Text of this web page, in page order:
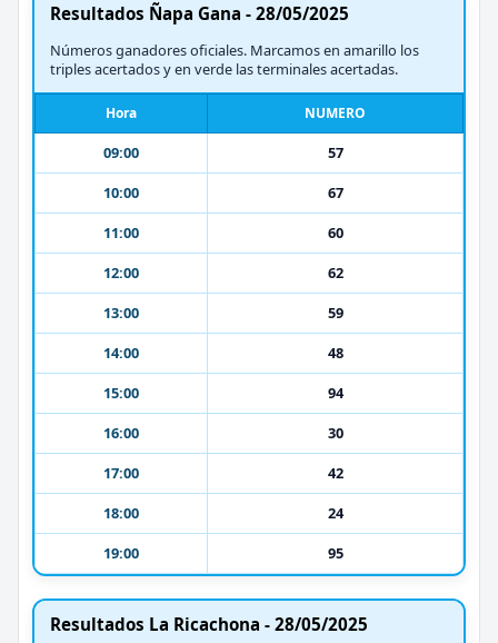
Resultados Ñapa Gana - 28/05/2025
Números ganadores oficiales. Marcamos en amarillo los
triples acertados y en verde las terminales acertadas.
Hora NUMERO
09:00
57
10:00
67
11:00
60
12:00
62
13:00
59
14:00
48
15:00
94
16:00
30
17:00
42
18:00
24
19:00
95
Resultados La Ricachona - 28/05/2025